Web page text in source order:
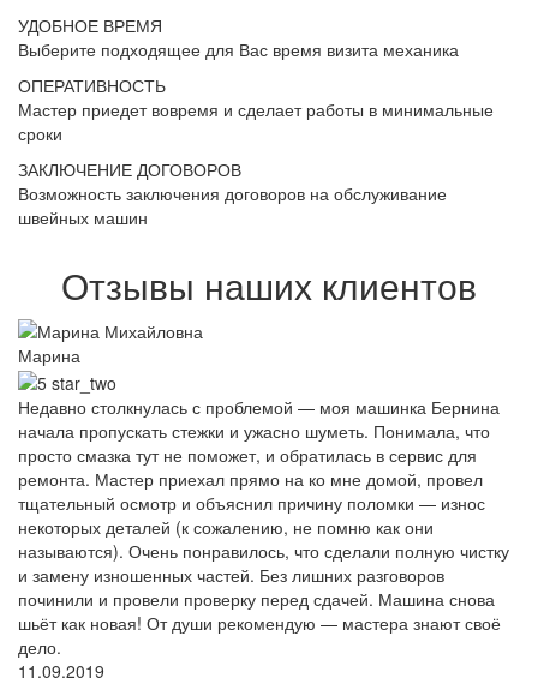
УДОБНОЕ ВРЕМЯ
Выберите подходящее для Вас время визита механика
ОПЕРАТИВНОСТЬ
Мастер приедет вовремя и сделает работы в минимальные
сроки
ЗАКЛЮЧЕНИЕ ДОГОВОРОВ
Возможность заключения договоров на обслуживание
швейных машин
Отзывы наших клиентов
Марина
Недавно столкнулась с проблемой — моя машинка Бернина
начала пропускать стежки и ужасно шуметь. Понимала, что
просто смазка тут не поможет, и обратилась в сервис для
ремонта. Мастер приехал прямо на ко мне домой, провел
тщательный осмотр и объяснил причину поломки — износ
некоторых деталей (к сожалению, не помню как они
называются). Очень понравилось, что сделали полную чистку
и замену изношенных частей. Без лишних разговоров
починили и провели проверку перед сдачей. Машина снова
шьёт как новая! От души рекомендую — мастера знают своё
дело.
11.09.2019